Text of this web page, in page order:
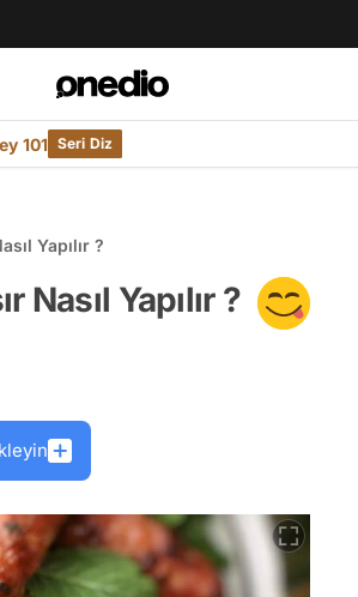
101 Seri Diz
Yapılır ?
Yapılır ?